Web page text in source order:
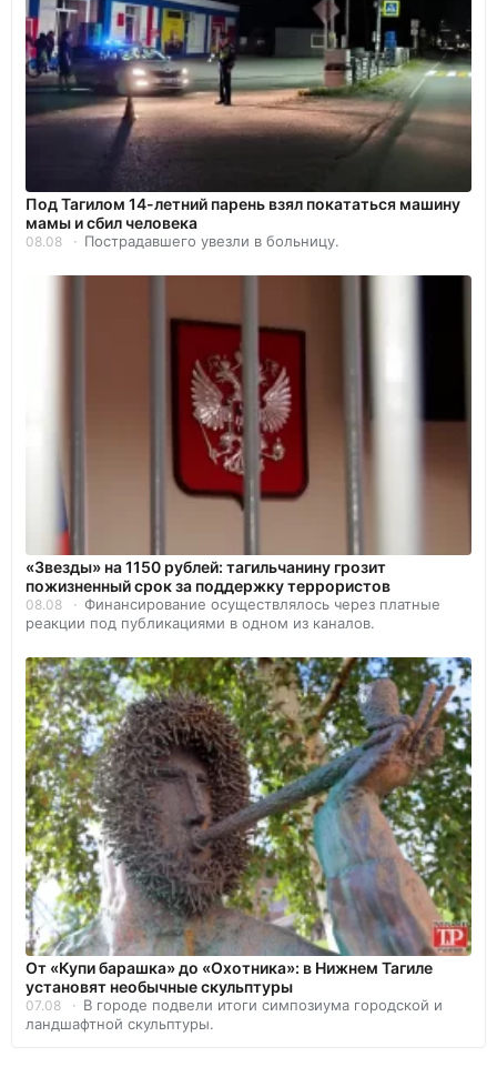
Под Тагилом 14-летний парень взял покататься машину
мамы и сбил человека
08.08 Пострадавшего увезли в больницу.
«Звезды» на 1150 рублей: тагильчанину грозит
пожизненный срок за поддержку террористов
08.08
Финансирование осуществлялось через платные
реакции под публикациями в одном из каналов.
От «Купи барашка» до «Охотника»: в Нижнем Тагиле
установят необычные скульптуры
07.08
В городе подвели итоги симпозиума городской и
ландшафтной скульптуры.